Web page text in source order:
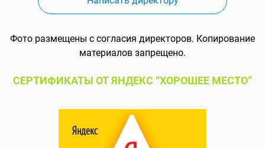
Фото размещены с согласия директоров. Копирование
материалов запрещено.
СЕРТИФИКАТЫ ОТ ЯНДЕКС “ХОРОШЕЕ МЕСТО”